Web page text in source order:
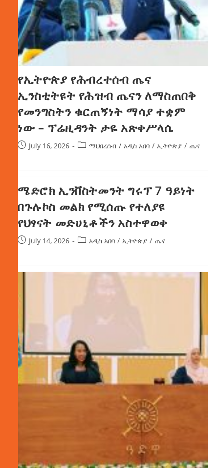
የኢትዮጵያ የሕብረተሰብ ጤና
ኢንስቲትዩት የሕዝብ ጤናን ለማስጠበቅ
የመንግስትን ቁርጠኝነት ማሳያ ተቋም
ነው – ፕሬዚዳንት ታዬ አጽቀሥላሴ
July 16, 2026 ማህበረሰብ / አዲስ አበባ / ኢትዮጵያ / ጤና
ሜድሮክ ኢንቨስትመንት ግሩፕ 7 ዓይነት
በጉሉኮስ መልክ የሚሰጡ የተለያዩ
የህፃናት መድሀኒቶችን አስተዋወቀ
July 14, 2026 አዲስ አበባ / ኢትዮጵያ / ጤና